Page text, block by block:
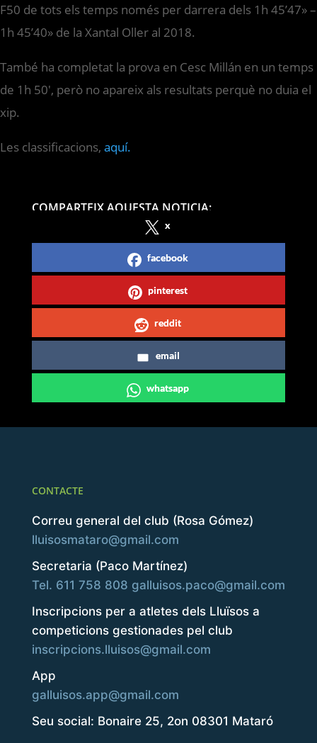
F50 de tots els temps només per darrera dels 1h 45’47» –
1h 45’40» de la Xantal Oller al 2018.
També ha completat la prova en Cesc Millán en un temps
de 1h 50′, però no apareix als resultats perquè no duia el
xip.
Les classificacions, aquí.
COMPARTEIX AQUESTA NOTICIA:
x
facebook
pinterest
reddit
email
whatsapp
CONTACTE
Correu general del club (Rosa Gómez)
lluisosmataro@gmail.com
Secretaria (Paco Martínez)
Tel. 611 758 808 galluisos.paco@gmail.com
Inscripcions per a atletes dels Lluïsos a
competicions gestionades pel club
inscripcions.lluisos@gmail.com
App
galluisos.app@gmail.com
Seu social: Bonaire 25, 2on 08301 Mataró